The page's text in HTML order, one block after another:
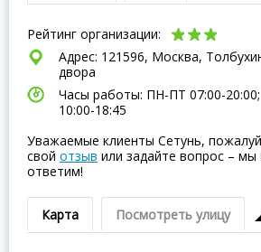
Рейтинг организации:
Адрес: 121596, Москва,
двора
Часы работы: ПН-ПТ 07:00-
10:00-18:45
Уважаемые клиенты Сетунь,
свой отзыв или задайте вопрос –
ответим!
Карта Посмотреть улицу